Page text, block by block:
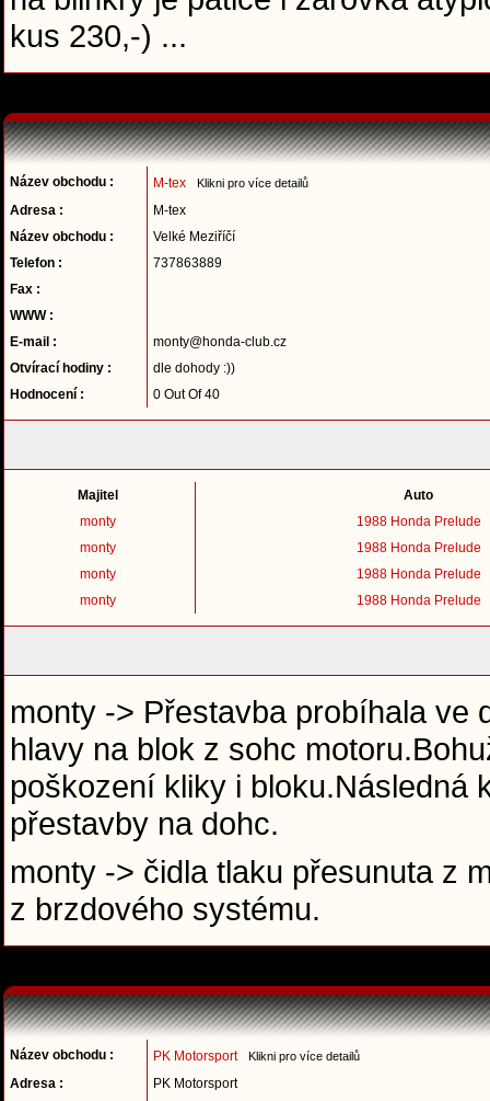
kus 230,-) ...
Název obchodu : M-tex Klikni pro více detailů
Adresa :
M-tex
Název obchodu :
Velké Meziříčí
Telefon :
737863889
Fax :
WWW :
E-mail :
monty@honda-club.cz
Otvírací hodiny :
dle dohody :))
Hodnocení :
0 Out Of 40
Majitel
Auto
monty
1988 Honda Prelude
monty
1988 Honda Prelude
monty
1988 Honda Prelude
monty
1988 Honda Prelude
monty -> Přestavba probíhala ve
hlavy na blok z sohc
poškození kliky i bloku.Následná
přestavby na dohc.
monty -> čidla tlaku přesunuta z
z brzdového systému.
Název obchodu : PK Motorsport Klikni pro více detailů
Adresa :
PK Motorsport